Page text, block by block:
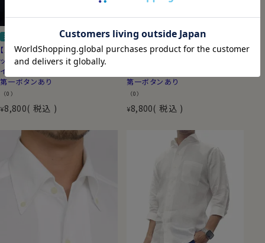
送料無料
【メンズ・ワイシャツ】スリムストレ
ッチ・ノンアイロン・ドライ・ニット・
イタリアンカラー・ボタンダウン・
第一ボタンあり
（0）
¥8,800 税込
送料無料 スリム
【メンズ・ワイシャツ】スリムストレ
第一ボタンあり
（0）
¥8,800 税込